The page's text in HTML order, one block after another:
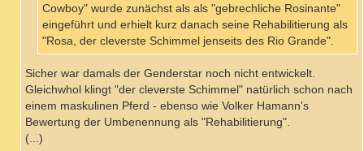
Cowboy" wurde zunächst als als "gebrechliche Rosinante"
eingeführt und erhielt kurz danach seine Rehabilitierung als
"Rosa, der cleverste Schimmel jenseits des Rio Grande".
Sicher war damals der Genderstar noch nicht entwickelt.
Gleichwhol klingt "der cleverste Schimmel" natürlich schon nach
einem maskulinen Pferd - ebenso wie Volker Hamann's
Bewertung der Umbenennung als "Rehabilitierung".
(...)